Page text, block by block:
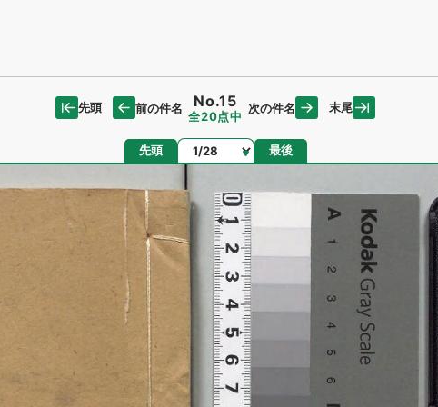
先頭 前の件名 No.15
全20点中
次の件名 末尾
先頭 ページ 最後